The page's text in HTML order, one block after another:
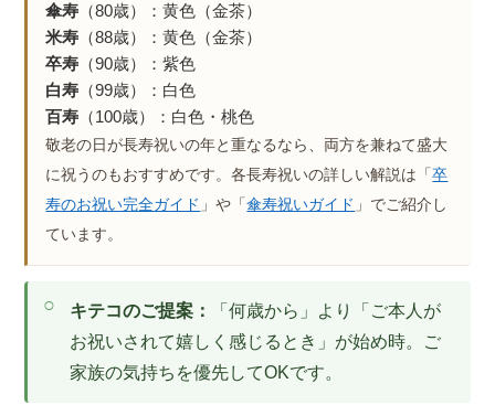
傘寿 （80歳）：黄色（金茶）
米寿 （88歳）：黄色（金茶）
卒寿 （90歳）：紫色
白寿 （99歳）：白色
百寿 （100歳）：白色・桃色
敬老の日が長寿祝いの年と重なるなら、両方を兼ねて盛大
に祝うのもおすすめです。各長寿祝いの詳しい解説は「卒
寿のお祝い完全ガイド 」や「傘寿祝いガイド 」でご紹介し
ています。
キテコのご提案：
「何歳から」より「ご本人が
お祝いされて嬉しく感じるとき」が始め時。ご
家族の気持ちを優先してOKです。